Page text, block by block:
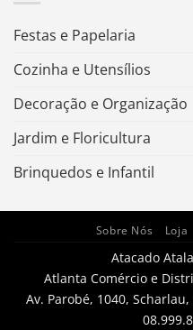
Festas e Papelaria
Cozinha e Utensílios
Decoração e Organização
Jardim e Floricultura
Brinquedos e Infantil
Sobre Nós Loja
Atacado
Atlanta Comércio e
Av. Parobé, 1040,